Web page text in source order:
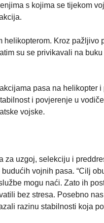
s kojima se tijekom
helikopterom. Kroz pažljivo
su se privikavali na buku
pasa na helikopter i
i povjerenje u
vojske.
za uzgoj, selekciju i
vojnih pasa. “Cilj
mogu naći. Zato ih
bez stresa. Posebno
razinu stabilnosti koja